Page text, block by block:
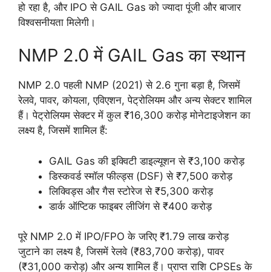
हो रहा है, और IPO से GAIL Gas को ज्यादा पूंजी और बाजार
विश्वसनीयता मिलेगी।
NMP 2.0 में GAIL Gas का स्थान
NMP 2.0 पहली NMP (2021) से 2.6 गुना बड़ा है, जिसमें
रेलवे, पावर, कोयला, एविएशन, पेट्रोलियम और अन्य सेक्टर शामिल
हैं। पेट्रोलियम सेक्टर में कुल ₹16,300 करोड़ मोनेटाइजेशन का
लक्ष्य है, जिसमें शामिल हैं:
GAIL Gas की इक्विटी डाइल्यूशन से ₹3,100 करोड़
डिस्कवर्ड स्मॉल फील्ड्स (DSF) से ₹7,500 करोड़
लिक्विड्स और गैस स्टोरेज से ₹5,300 करोड़
डार्क ऑप्टिक फाइबर लीजिंग से ₹400 करोड़
पूरे NMP 2.0 में IPO/FPO के जरिए ₹1.79 लाख करोड़
जुटाने का लक्ष्य है, जिसमें रेलवे (₹83,700 करोड़), पावर
(₹31,000 करोड़) और अन्य शामिल हैं। प्राप्त राशि CPSEs के